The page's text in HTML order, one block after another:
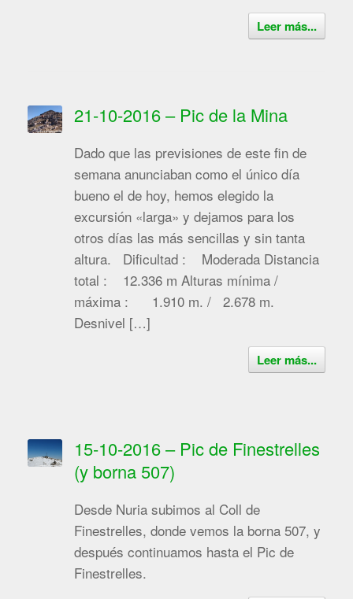
Leer más...
21-10-2016 – Pic de la Mina
Dado que las previsiones de este fin de
semana anunciaban como el único día
bueno el de hoy, hemos elegido la
excursión «larga» y dejamos para los
otros días las más sencillas y sin tanta
altura. Dificultad : Moderada Distancia
total : 12.336 m Alturas mínima /
máxima : 1.910 m. / 2.678 m.
Desnivel […]
Leer más...
15-10-2016 – Pic de Finestrelles
(y borna 507)
Desde Nuria subimos al Coll de
Finestrelles, donde vemos la borna 507, y
después continuamos hasta el Pic de
Finestrelles.